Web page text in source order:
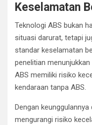
Keselamatan
Teknologi ABS bukan
situasi darurat, tetapi
standar keselamatan
penelitian
ABS memiliki risiko
kendaraan tanpa ABS.
Dengan
mengurangi risiko